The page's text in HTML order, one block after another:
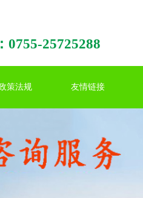
0755-25725288
策法规 友情链接